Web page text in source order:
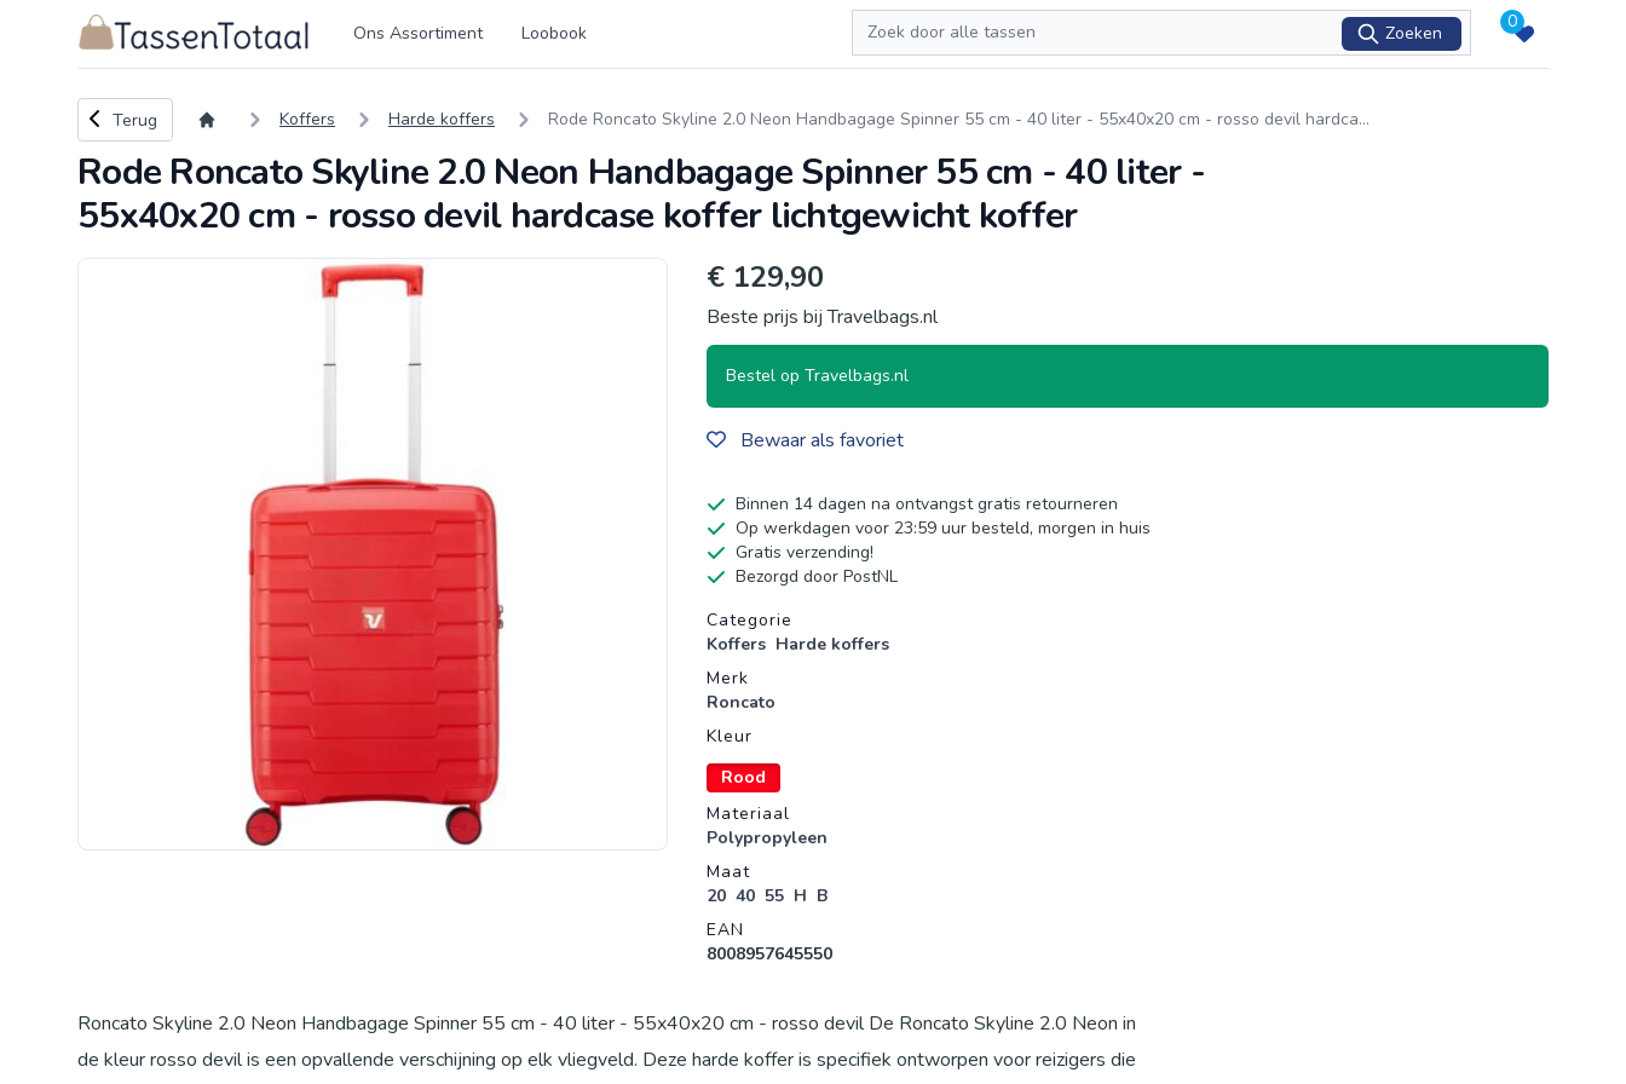
Logo Tassentotaal.nl Ons Assortiment Loobook
Zoeken
Zoeken
0
Terug naar overzicht
Terug Koffers Harde koffers Rode Roncato Skyline 2.0 Neon Handbagage Spinner 55 cm - 40 liter - 55x40x20 cm - rosso devil hardca...
Rode Roncato Skyline 2.0 Neon Handbagage Spinner 55 cm - 40 liter -
55x40x20 cm - rosso devil hardcase koffer lichtgewicht koffer
€ 129,90
Beste prijs bij Travelbags.nl
Bestel op Travelbags.nl
Bewaar als favoriet
Binnen 14 dagen na ontvangst gratis retourneren
Op werkdagen voor 23:59 uur besteld, morgen in huis
Gratis verzending!
Bezorgd door PostNL
Productgegevens
Categorie
Koffers Harde koffers
Merk
Roncato
Kleur
Rood
Materiaal
Polypropyleen
Maat
20 40 55 H B
EAN
8008957645550
Roncato Skyline 2.0 Neon Handbagage Spinner 55 cm - 40 liter - 55x40x20 cm - rosso devil De Roncato Skyline 2.0 Neon in
de kleur rosso devil is een opvallende verschijning op elk vliegveld. Deze harde koffer is specifiek ontworpen voor reizigers die